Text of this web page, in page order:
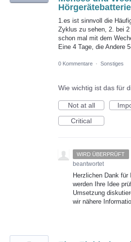
1.es ist sinnvoll die
Zyklus zu sehen, 2. bei
schon mal mit dem
Eine 4 Tage, die Andere
0 Kommentare · Sonstiges
Wie wichtig ist das für
Not at all
Critical
WIRD ÜBERPRÜFT
beantwortet
Herzlichen Dank für
werden Ihre Idee
Umsetzung
wir nähere